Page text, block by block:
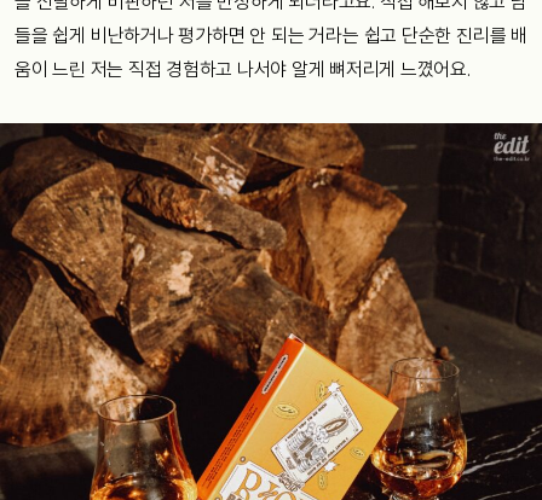
들을 쉽게 비난하거나 평가하면 안 되는 거라는 쉽고 단순한 진리를 배
움이 느린 저는 직접 경험하고 나서야 알게 뼈저리게 느꼈어요.